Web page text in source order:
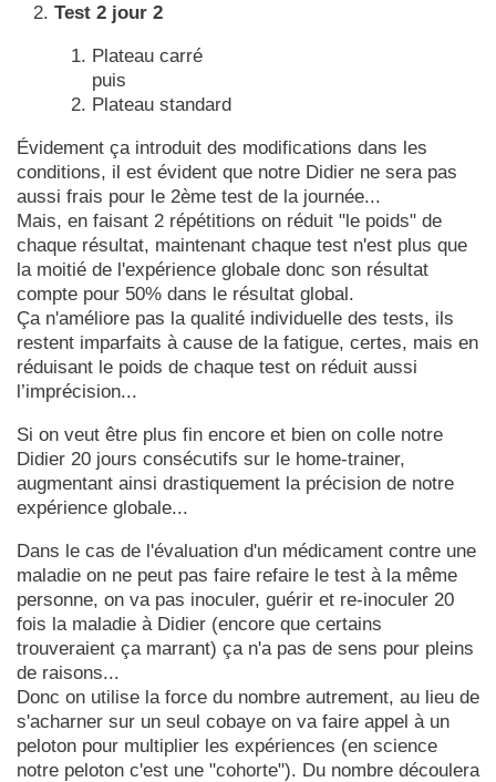
Test 2 jour 2
Plateau carré
puis
Plateau standard
Évidement ça introduit des modifications dans les
conditions, il est évident que notre Didier ne sera pas
aussi frais pour le 2ème test de la journée...
Mais, en faisant 2 répétitions on réduit "le poids" de
chaque résultat, maintenant chaque test n'est plus que
la moitié de l'expérience globale donc son résultat
compte pour 50% dans le résultat global.
Ça n'améliore pas la qualité individuelle des tests, ils
restent imparfaits à cause de la fatigue, certes, mais en
réduisant le poids de chaque test on réduit aussi
l’imprécision...
Si on veut être plus fin encore et bien on colle notre
Didier 20 jours consécutifs sur le home-trainer,
augmentant ainsi drastiquement la précision de notre
expérience globale...
Dans le cas de l'évaluation d'un médicament contre une
maladie on ne peut pas faire refaire le test à la même
personne, on va pas inoculer, guérir et re-inoculer 20
fois la maladie à Didier (encore que certains
trouveraient ça marrant) ça n'a pas de sens pour pleins
de raisons...
Donc on utilise la force du nombre autrement, au lieu de
s'acharner sur un seul cobaye on va faire appel à un
peloton pour multiplier les expériences (en science
notre peloton c'est une "cohorte"). Du nombre découlera